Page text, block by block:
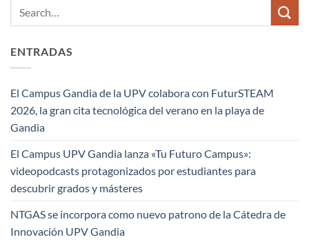
ENTRADAS
El Campus Gandia de la UPV colabora con FuturSTEAM
2026, la gran cita tecnológica del verano en la playa de
Gandia
El Campus UPV Gandia lanza «Tu Futuro Campus»:
videopodcasts protagonizados por estudiantes para
descubrir grados y másteres
NTGAS se incorpora como nuevo patrono de la Cátedra de
Innovación UPV Gandia